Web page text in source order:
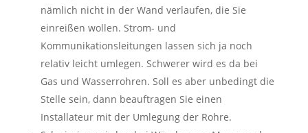
nämlich nicht in der Wand verlaufen, die Sie
einreißen wollen. Strom- und
Kommunikationsleitungen lassen sich ja noch
relativ leicht umlegen. Schwerer wird es da bei
Gas und Wasserrohren. Soll es aber unbedingt die
Stelle sein, dann beauftragen Sie einen
Installateur mit der Umlegung der Rohre.